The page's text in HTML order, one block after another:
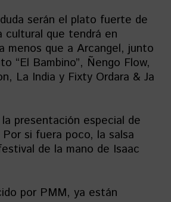
serán el plato fuerte de
cultural que tendrá en
menos que a Arcangel, junto
“El Bambino”, Ñengo Flow,
La India y Fixty Ordara & Ja
presentación especial de
si fuera poco, la salsa
de la mano de Isaac
por PMM, ya están